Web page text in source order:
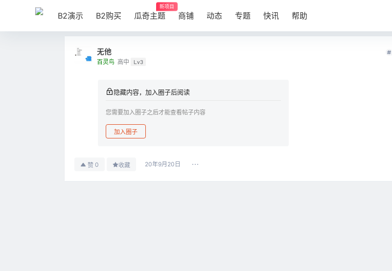
B2演示 B2购买 瓜奇主题
新项目
商铺 动态 专题 快讯 帮助
无他
百灵鸟 高中 Lv3
隐藏内容，加入圈子后阅读
您需要加入圈子之后才能查看帖子内容
加入圈子
赞 0 收藏 20年9月20日